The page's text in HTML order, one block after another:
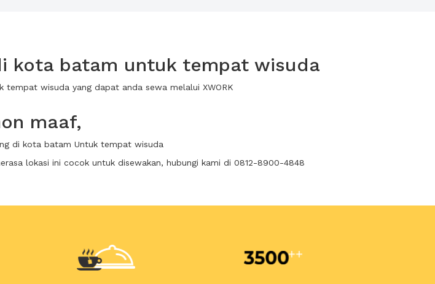
kota batam untuk tempat wisuda
wisuda yang dapat anda sewa melalui XWORK
maaf,
di kota batam Untuk tempat wisuda
lokasi ini cocok untuk disewakan, hubungi kami di 0812-8900-4848